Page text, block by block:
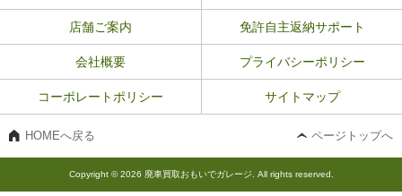
店舗ご案内 免許自主返納サポート
会社概要 プライバシーポリシー
コーポレートポリシー サイトマップ
HOMEへ戻る ページトップへ
Copyright © 2026 廃車買取おもいでガレージ. All rights reserved.